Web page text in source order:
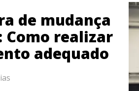
de mudança
realizar
adequado